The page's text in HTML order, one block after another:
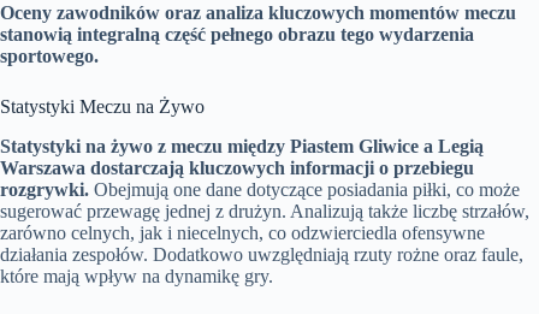
Oceny zawodników oraz analiza kluczowych momentów meczu
stanowią integralną część pełnego obrazu tego wydarzenia
sportowego.
Statystyki Meczu na Żywo
Statystyki na żywo z meczu między Piastem Gliwice a Legią
Warszawa dostarczają kluczowych informacji o przebiegu
rozgrywki. Obejmują one dane dotyczące posiadania piłki, co może
sugerować przewagę jednej z drużyn. Analizują także liczbę strzałów,
zarówno celnych, jak i niecelnych, co odzwierciedla ofensywne
działania zespołów. Dodatkowo uwzględniają rzuty rożne oraz faule,
które mają wpływ na dynamikę gry.